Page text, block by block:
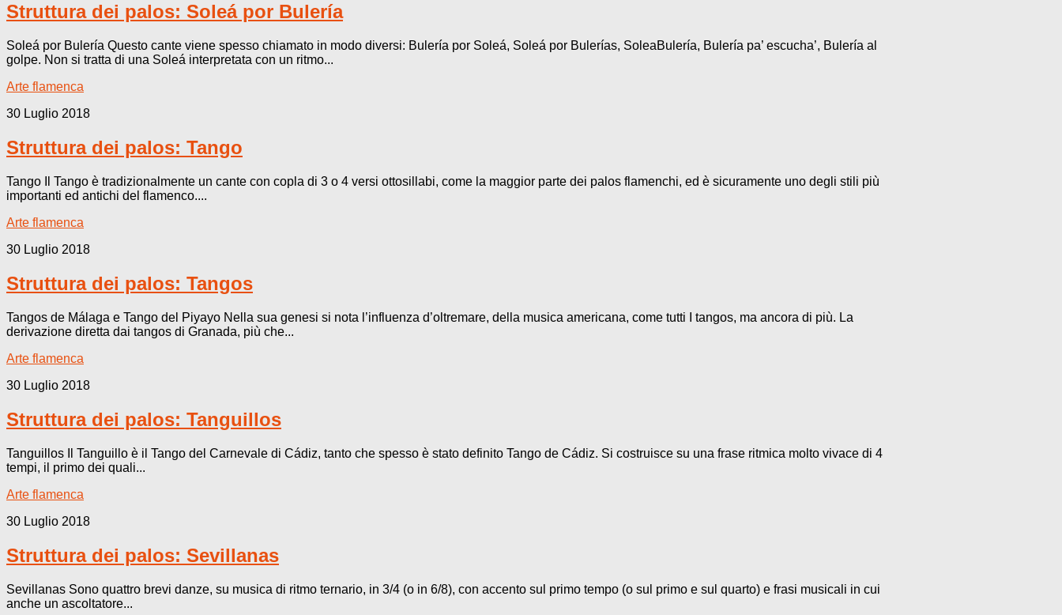
Struttura dei palos: Soleá por Bulería
Soleá por Bulería Questo cante viene spesso chiamato in modo diversi: Bulería por Soleá, Soleá por Bulerías, SoleaBulería, Bulería pa’ escucha’, Bulería al
golpe. Non si tratta di una Soleá interpretata con un ritmo...
Arte flamenca
30 Luglio 2018
Struttura dei palos: Tango
Tango Il Tango è tradizionalmente un cante con copla di 3 o 4 versi ottosillabi, come la maggior parte dei palos flamenchi, ed è sicuramente uno degli stili più
importanti ed antichi del flamenco....
Arte flamenca
30 Luglio 2018
Struttura dei palos: Tangos
Tangos de Málaga e Tango del Piyayo Nella sua genesi si nota l’influenza d’oltremare, della musica americana, come tutti I tangos, ma ancora di più. La
derivazione diretta dai tangos di Granada, più che...
Arte flamenca
30 Luglio 2018
Struttura dei palos: Tanguillos
Tanguillos Il Tanguillo è il Tango del Carnevale di Cádiz, tanto che spesso è stato definito Tango de Cádiz. Si costruisce su una frase ritmica molto vivace di 4
tempi, il primo dei quali...
Arte flamenca
30 Luglio 2018
Struttura dei palos: Sevillanas
Sevillanas Sono quattro brevi danze, su musica di ritmo ternario, in 3/4 (o in 6/8), con accento sul primo tempo (o sul primo e sul quarto) e frasi musicali in cui
anche un ascoltatore...